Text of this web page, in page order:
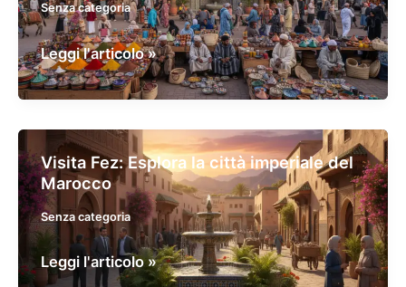
Senza categoria
Cultura
del
Marocco:
Un
Viaggio
Affascinante
Leggi l'articolo »
Visita Fez: Esplora la città imperiale del
Marocco
Senza categoria
Visita
Leggi l'articolo »